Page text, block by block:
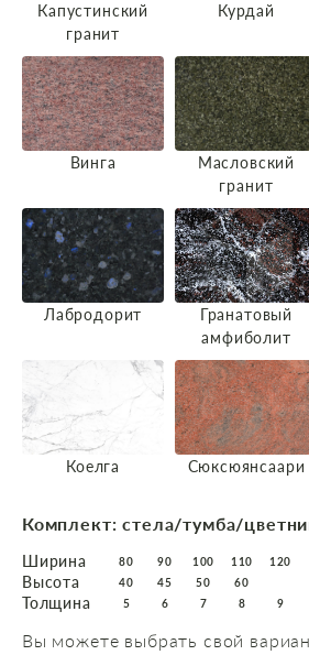
Капустинский
гранит
Курдай
Винга
Масловский
гранит
Лабродорит
Гранатовый
амфиболит
Коелга Сюксюянсаари
Комплект: стела/тумба/
Ширина 80 90 100 110 120
Высота 40 45 50 60
Толщина 5 6 7 8 9
Вы можете выбрать свой